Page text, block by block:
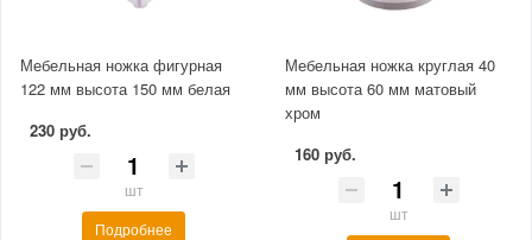
Мебельная ножка фигурная
122 мм высота 150 мм белая
230 руб.
шт
Подробнее
Мебельная ножка круглая 40
мм высота 60 мм матовый
хром
160 руб.
шт